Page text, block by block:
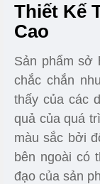
Thiết Kế
Cao
Sản phẩm sở
chắc chắn
thấy của các
quả của quá
màu sắc bởi
bên ngoài có
đạo của sản